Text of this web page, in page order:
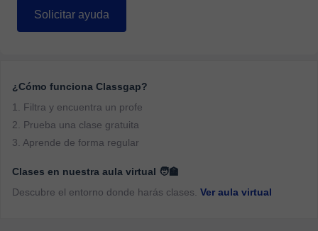
Solicitar ayuda
¿Cómo funciona Classgap?
1. Filtra y encuentra un profe
2. Prueba una clase gratuita
3. Aprende de forma regular
Clases en nuestra aula virtual 🧑‍🏫
Descubre el entorno donde harás clases. Ver aula virtual